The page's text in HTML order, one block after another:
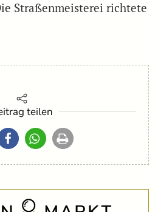
Straßenmeisterei richtete
teilen